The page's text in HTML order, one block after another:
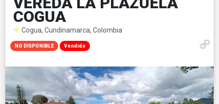
COGUA
Cogua, Cundinamarca, Colombia
NO DISPONIBLE Vendido